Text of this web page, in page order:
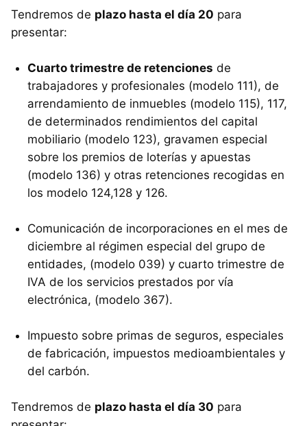
Tendremos de plazo hasta el día 20 para
presentar:
Cuarto trimestre de retenciones de
trabajadores y profesionales (modelo 111), de
arrendamiento de inmuebles (modelo 115), 117,
de determinados rendimientos del capital
mobiliario (modelo 123), gravamen especial
sobre los premios de loterías y apuestas
(modelo 136) y otras retenciones recogidas en
los modelo 124,128 y 126.
Comunicación de incorporaciones en el mes de
diciembre al régimen especial del grupo de
entidades, (modelo 039) y cuarto trimestre de
IVA de los servicios prestados por vía
electrónica, (modelo 367).
Impuesto sobre primas de seguros, especiales
de fabricación, impuestos medioambientales y
del carbón.
Tendremos de plazo hasta el día 30 para